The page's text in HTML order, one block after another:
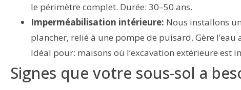
le périmètre complet. Durée: 30–50 ans.
Imperméabilisation intérieure: Nous installons
plancher, relié à une pompe de puisard. Gère l’eau
Idéal pour: maisons où l’excavation extérieure est
Signes que votre sous-sol a